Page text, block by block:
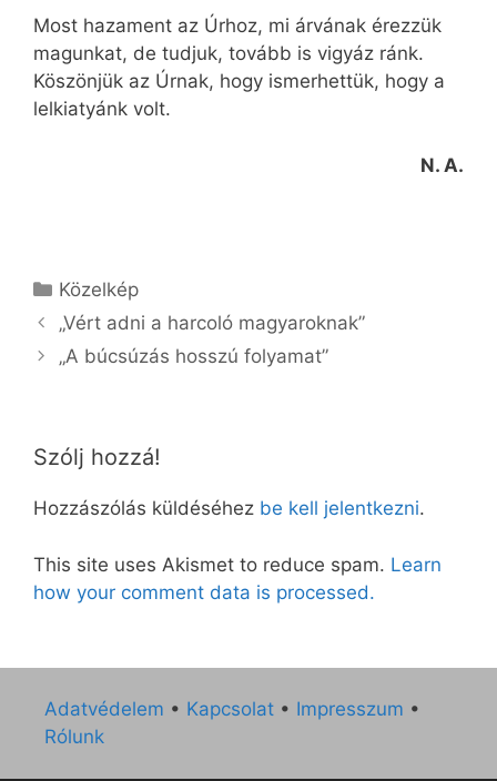
Most hazament az Úrhoz, mi árvának érezzük
magunkat, de tudjuk, tovább is vigyáz ránk.
Köszönjük az Úrnak, hogy ismerhettük, hogy a
lelkiatyánk volt.
N. A.
Kategória
Közelkép
„Vért adni a harcoló magyaroknak”
„A búcsúzás hosszú folyamat”
Szólj hozzá!
Hozzászólás küldéséhez be kell jelentkezni.
This site uses Akismet to reduce spam. Learn
how your comment data is processed.
Adatvédelem • Kapcsolat • Impresszum •
Rólunk